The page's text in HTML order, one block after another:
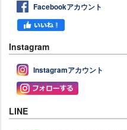
Facebookアカウント
Instagram
Instagramアカウント
LINE